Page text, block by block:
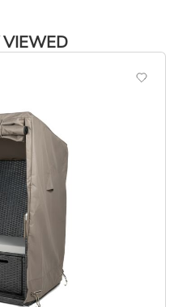
VIEWED